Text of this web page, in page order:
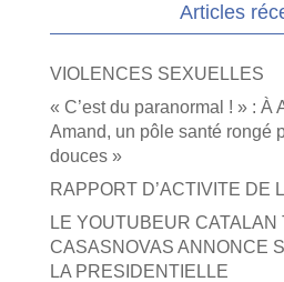
Articles
VIOLENCES SEXUELLES
« C’est du paranormal ! » : À
Amand, un pôle santé rongé
douces »
RAPPORT D’ACTIVITE DE
LE YOUTUBEUR CATALAN
CASASNOVAS ANNONCE
LA PRESIDENTIELLE